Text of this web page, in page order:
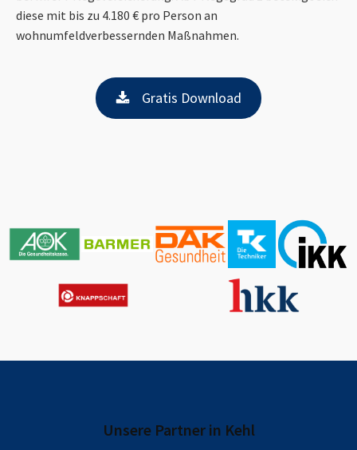
diese mit bis zu 4.180 € pro Person an
wohnumfeldverbessernden Maßnahmen.
Gratis Download
Unsere Partner in Kehl